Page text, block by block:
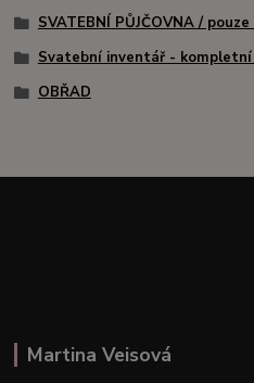
SVATEBNÍ PŮJČOVNA /
Svatební inventář -
OBŘAD
Martina Veisová